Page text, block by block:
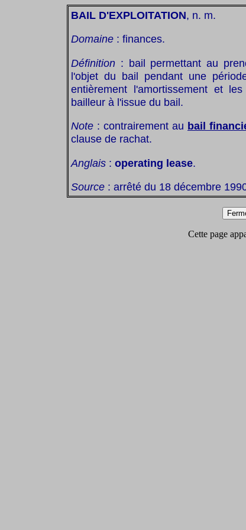
BAIL D'EXPLOITATION, n. m.
Domaine : finances.
Définition : bail permettant au
l'objet du bail pendant une
entièrement l'amortissement et
bailleur à l'issue du bail.
Note : contrairement au bail
clause de rachat.
Anglais : operating lease.
Source : arrêté du 18 décembre
Cette page